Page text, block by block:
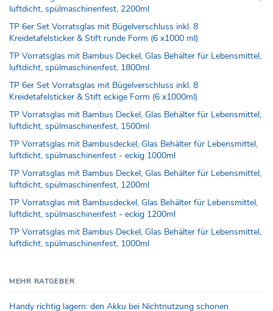
luftdicht, spülmaschinenfest, 2200ml
TP 6er Set Vorratsglas mit Bügelverschluss inkl. 8
Kreidetafelsticker & Stift runde Form (6 x1000 ml)
TP Vorratsglas mit Bambus Deckel, Glas Behälter für Lebensmittel,
luftdicht, spülmaschinenfest, 1800ml
TP 6er Set Vorratsglas mit Bügelverschluss inkl. 8
Kreidetafelsticker & Stift eckige Form (6 x1000ml)
TP Vorratsglas mit Bambus Deckel, Glas Behälter für Lebensmittel,
luftdicht, spülmaschinenfest, 1500ml
TP Vorratsglas mit Bambusdeckel, Glas Behälter für Lebensmittel,
luftdicht, spülmaschinenfest - eckig 1000ml
TP Vorratsglas mit Bambus Deckel, Glas Behälter für Lebensmittel,
luftdicht, spülmaschinenfest, 1200ml
TP Vorratsglas mit Bambusdeckel, Glas Behälter für Lebensmittel,
luftdicht, spülmaschinenfest - eckig 1200ml
TP Vorratsglas mit Bambus Deckel, Glas Behälter für Lebensmittel,
luftdicht, spülmaschinenfest, 1000ml
MEHR RATGEBER
Handy richtig lagern: den Akku bei Nichtnutzung schonen